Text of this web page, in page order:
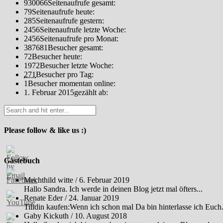
930066Seitenaufrufe gesamt:
79Seitenaufrufe heute:
285Seitenaufrufe gestern:
2456Seitenaufrufe letzte Woche:
2456Seitenaufrufe pro Monat:
387681Besucher gesamt:
72Besucher heute:
1972Besucher letzte Woche:
271Besucher pro Tag:
1Besucher momentan online:
1. Februar 2015gezählt ab:
Please follow & like us :)
Gästebuch
Mechthild witte /6. Februar 2019
Hallo Sandra. Ich werde in deinen Blog jetzt mal öfters...
Renate Eder/ 24. Januar 2019
Tilidin kaufen:Wenn ich schon mal Da bin hinterlasse ich
Gaby Kickuth / 10. August 2018